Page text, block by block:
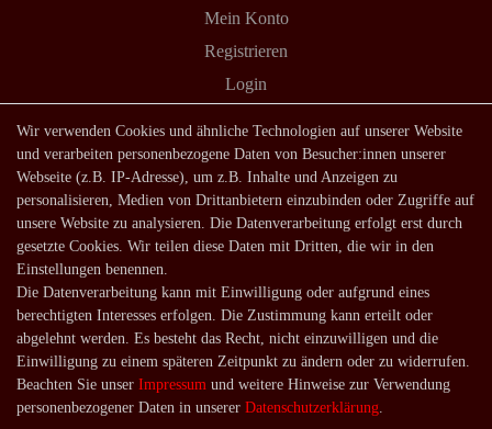
Mein Konto
Registrieren
Login
Shop
Lagerverkauf
Zahlungsarten
Versandarten und -kosten
Service
Kontakt
Häufige Fragen
Über uns
Wir verwenden Cookies und ähnliche Technologien auf unserer Website
und verarbeiten personenbezogene Daten von Besucher:innen unserer
Webseite (z.B. IP-Adresse), um z.B. Inhalte und Anzeigen zu
personalisieren, Medien von Drittanbietern einzubinden oder Zugriffe auf
unsere Website zu analysieren. Die Datenverarbeitung erfolgt erst durch
gesetzte Cookies. Wir teilen diese Daten mit Dritten, die wir in den
Einstellungen benennen.
Die Datenverarbeitung kann mit Einwilligung oder aufgrund eines
berechtigten Interesses erfolgen. Die Zustimmung kann erteilt oder
abgelehnt werden. Es besteht das Recht, nicht einzuwilligen und die
Einwilligung zu einem späteren Zeitpunkt zu ändern oder zu widerrufen.
Beachten Sie unser Impressum und weitere Hinweise zur Verwendung
personenbezogener Daten in unserer Daten­schutz­erklärung.